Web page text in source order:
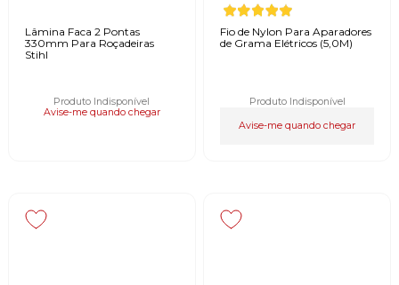
Lâmina Faca 2 Pontas
330mm Para Roçadeiras
Stihl
Produto Indisponível
Avise-me quando chegar
Fio de Nylon Para Aparadores
de Grama Elétricos (5,0M)
Produto Indisponível
Avise-me quando chegar